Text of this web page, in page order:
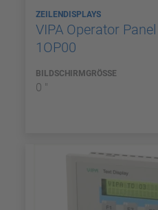
ZEILENDISPLAYS
VIPA Operator
1OP00
BILDSCHIRMGRÖSSE
0 "